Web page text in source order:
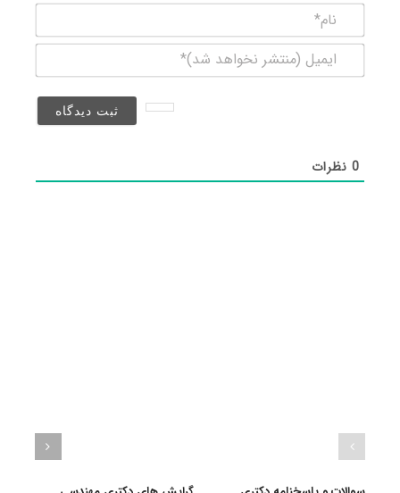
(منتشر
0نظرات